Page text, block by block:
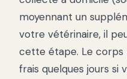
moyennant un
votre vétérinaire, il
cette étape. Le
frais quelques jours si